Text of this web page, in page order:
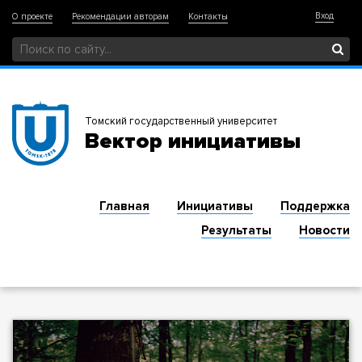
О проекте Рекомендации авторам Контакты Вход
Томский государственный университет
Вектор инициативы
Главная Инициативы
Поддержка
Результаты
Новости